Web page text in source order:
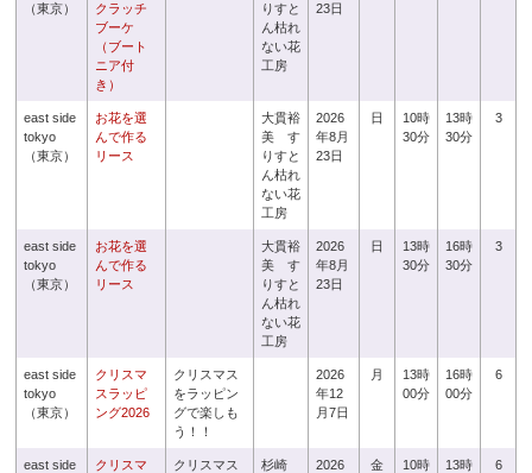
（東京）
クラッチ
ブーケ
（ブート
ニア付
き）
りすと
ん枯れ
ない花
工房
23日
east side
tokyo
（東京）
お花を選
んで作る
リース
大貫裕
美 す
りすと
ん枯れ
ない花
工房
2026
年8月
23日
日
10時
30分
13時
30分
3
east side
tokyo
（東京）
お花を選
んで作る
リース
大貫裕
美 す
りすと
ん枯れ
ない花
工房
2026
年8月
23日
日
13時
30分
16時
30分
3
east side
tokyo
（東京）
クリスマ
スラッピ
ング2026
クリスマス
をラッピン
グで楽しも
う！！
2026
年12
月7日
月
13時
00分
16時
00分
6
east side
クリスマ
クリスマス
杉崎
2026
金
10時
13時
6